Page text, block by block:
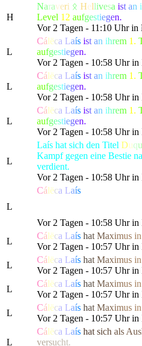
H
Naraveri ᛟ Hellivesa ist an i
Level 12 aufgestiegen.
Vor 2 Tagen - 11:10 Uhr in
L
Cálëca Laís ist an ihrem 1.
aufgestiegen.
Vor 2 Tagen - 10:58 Uhr in
L
Cálëca Laís ist an ihrem 1.
aufgestiegen.
Vor 2 Tagen - 10:58 Uhr in
L
Cálëca Laís ist an ihrem 1.
aufgestiegen.
Vor 2 Tagen - 10:58 Uhr in
L
Laís hat sich den Titel Duqu
Kampf gegen eine Bestie
verdient.
Vor 2 Tagen - 10:58 Uhr in
L
Cálëca Laís
Vor 2 Tagen - 10:58 Uhr in
L
Cálëca Laís hat Maximus in
Vor 2 Tagen - 10:57 Uhr in
L
Cálëca Laís hat Maximus in
Vor 2 Tagen - 10:57 Uhr in
L
Cálëca Laís hat Maximus in
Vor 2 Tagen - 10:57 Uhr in
L
Cálëca Laís hat Maximus in
Vor 2 Tagen - 10:57 Uhr in
L
Cálëca Laís hat sich als
versucht.